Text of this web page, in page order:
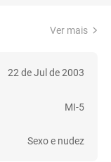
Ver mais
22 de Jul de 2003
MI-5
Sexo e nudez